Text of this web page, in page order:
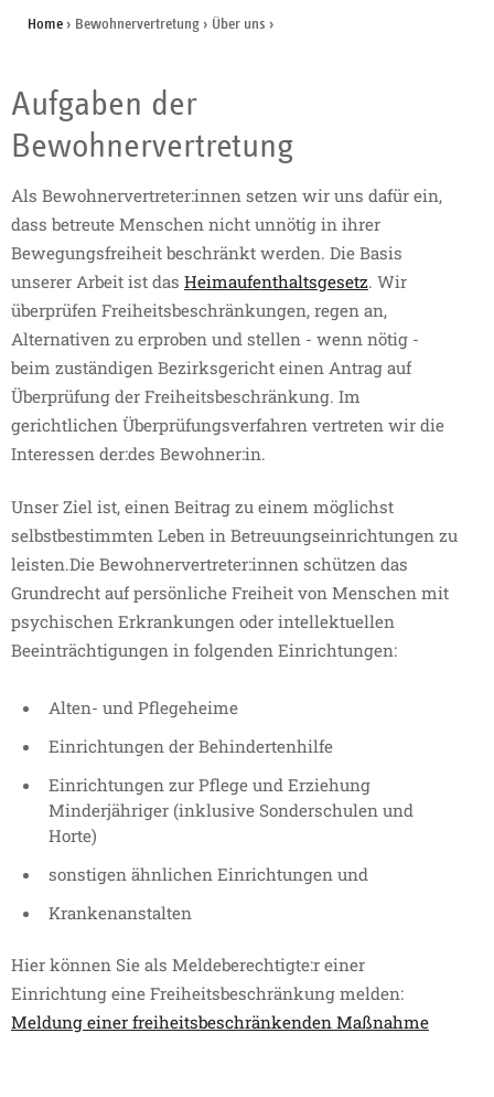
Home › Bewohnervertretung › Über uns ›
Aufgaben der
Bewohnervertretung
Als Bewohnervertreter:innen setzen wir uns dafür ein,
dass betreute Menschen nicht unnötig in ihrer
Bewegungsfreiheit beschränkt werden. Die Basis
unserer Arbeit ist das Heimaufenthaltsgesetz. Wir
überprüfen Freiheitsbeschränkungen, regen an,
Alternativen zu erproben und stellen - wenn nötig -
beim zuständigen Bezirksgericht einen Antrag auf
Überprüfung der Freiheitsbeschränkung. Im
gerichtlichen Überprüfungsverfahren vertreten wir die
Interessen der:des Bewohner:in.
Unser Ziel ist, einen Beitrag zu einem möglichst
selbstbestimmten Leben in Betreuungseinrichtungen zu
leisten.Die Bewohnervertreter:innen schützen das
Grundrecht auf persönliche Freiheit von Menschen mit
psychischen Erkrankungen oder intellektuellen
Beeinträchtigungen in folgenden Einrichtungen:
Alten- und Pflegeheime
Einrichtungen der Behindertenhilfe
Einrichtungen zur Pflege und Erziehung
Minderjähriger (inklusive Sonderschulen und
Horte)
sonstigen ähnlichen Einrichtungen und
Krankenanstalten
Hier können Sie als Meldeberechtigte:r einer
Einrichtung eine Freiheitsbeschränkung melden:
Meldung einer freiheitsbeschränkenden Maßnahme